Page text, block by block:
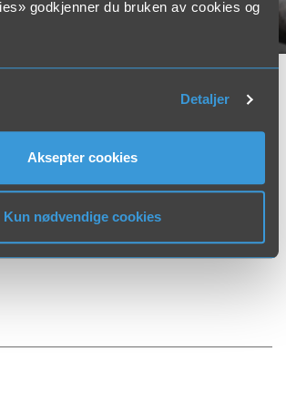
godkjenner du bruken av cookies og
Detaljer
Aksepter cookies
Kun nødvendige cookies